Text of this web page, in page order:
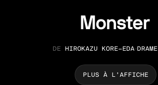
Monster
RÉALISATION
HIROKAZU KORE-EDA GENRE
DRAME
PLUS À L’AFFICHE